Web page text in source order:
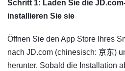
Schritt 1: Laden Sie die
installieren Sie sie
Öffnen Sie den App Store Ihres
nach JD.com (chinesisch: 京东)
herunter. Sobald die Installation